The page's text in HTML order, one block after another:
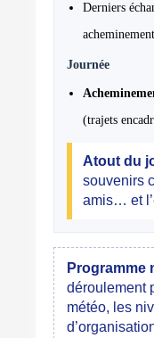
Derniers
Journée
(trajets
Atout du
souvenirs
amis… et
Programme
déroulement
météo, les